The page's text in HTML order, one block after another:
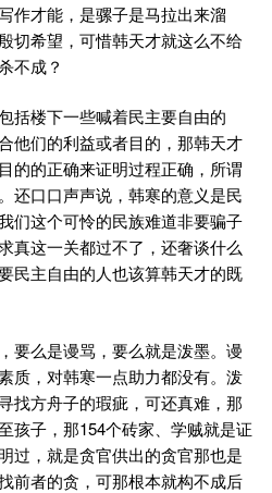
作才能，是骡子是马拉出来溜
切希望，可惜韩天才就这么不给
不成？
括楼下一些喊着民主要自由的
他们的利益或者目的，那韩天才
的的正确来证明过程正确，所谓
还口口声声说，韩寒的意义是民
们这个可怜的民族难道非要骗子
真这一关都过不了，还奢谈什么
民主自由的人也该算韩天才的既
要么是谩骂，要么就是泼墨。谩
质，对韩寒一点助力都没有。泼
找方舟子的瑕疵，可还真难，那
孩子，那154个砖家、学贼就是证
过，就是贪官供出的贪官那也是
前者的贪，可那根本就构不成后